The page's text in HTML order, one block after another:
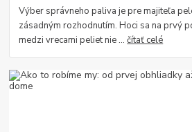
Výber správneho paliva je pre majiteľa
zásadným rozhodnutím. Hoci sa na prvý
medzi vrecami peliet nie ...čítať celé